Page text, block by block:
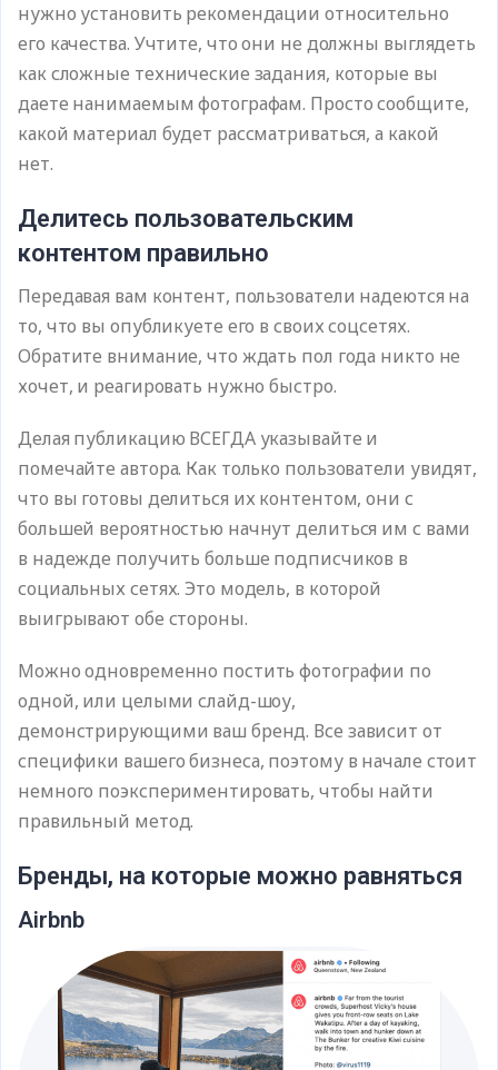
нужно установить рекомендации относительно
его качества. Учтите, что они не должны выглядеть
как сложные технические задания, которые вы
даете нанимаемым фотографам. Просто сообщите,
какой материал будет рассматриваться, а какой
нет.
Делитесь пользовательским
контентом правильно
Передавая вам контент, пользователи надеются на
то, что вы опубликуете его в своих соцсетях.
Обратите внимание, что ждать пол года никто не
хочет, и реагировать нужно быстро.
Делая публикацию ВСЕГДА указывайте и
помечайте автора. Как только пользователи увидят,
что вы готовы делиться их контентом, они с
большей вероятностью начнут делиться им с вами
в надежде получить больше подписчиков в
социальных сетях. Это модель, в которой
выигрывают обе стороны.
Можно одновременно постить фотографии по
одной, или целыми слайд-шоу,
демонстрирующими ваш бренд. Все зависит от
специфики вашего бизнеса, поэтому в начале стоит
немного поэкспериментировать, чтобы найти
правильный метод.
Бренды, на которые можно равняться
Airbnb